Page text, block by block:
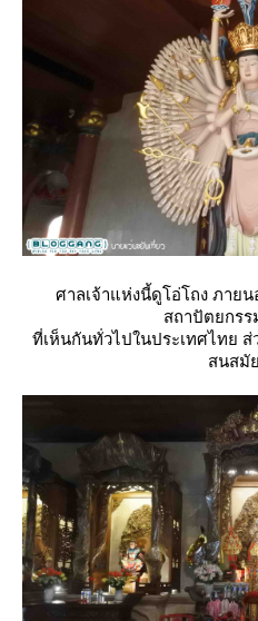
ศาลเจ้าแห่งนี้ดูโอ่โถง ภาย
สถาปัตยกร
ที่เห็นกันทั่วไปในประเทศไทย
สนสมั